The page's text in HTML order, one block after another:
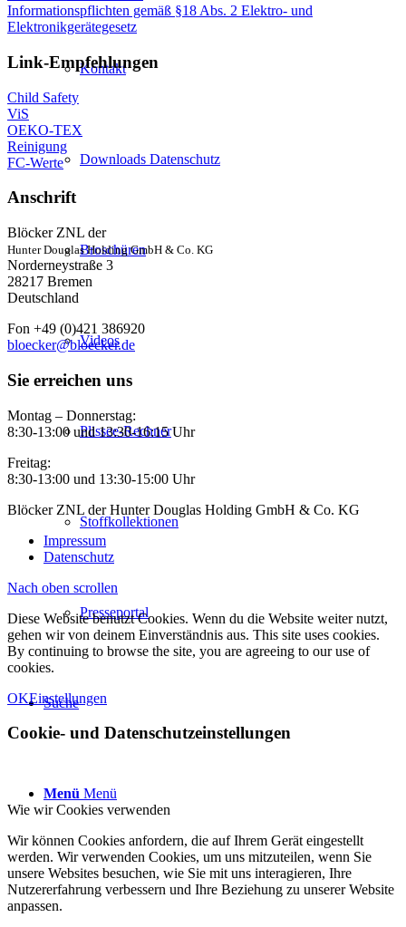
Kontakt
Downloads Datenschutz
Broschüren
Videos
Plissee-Rechner
Stoffkollektionen
Presseportal
Suche
Menü Menü
Informationspflichten gemäß §18 Abs. 2 Elektro- und
Elektronikgerätegesetz
Link-Empfehlungen
Child Safety
ViS
OEKO-TEX
Reinigung
FC-Werte
Anschrift
Blöcker ZNL der
Hunter Douglas Holding GmbH & Co. KG
Norderneystraße 3
28217 Bremen
Deutschland
Fon +49 (0)421 386920
bloecker@bloecker.de
Sie erreichen uns
Montag – Donnerstag:
8:30-13:00 und 13:30-16:15 Uhr
Freitag:
8:30-13:00 und 13:30-15:00 Uhr
Blöcker ZNL der Hunter Douglas Holding GmbH & Co. KG
Impressum
Datenschutz
Nach oben scrollen
Diese Website benutzt Cookies. Wenn du die Website weiter nutzt,
gehen wir von deinem Einverständnis aus. This site uses cookies.
By continuing to browse the site, you are agreeing to our use of
cookies.
OKEinstellungen
Cookie- und Datenschutzeinstellungen
Wie wir Cookies verwenden
Wir können Cookies anfordern, die auf Ihrem Gerät eingestellt
werden. Wir verwenden Cookies, um uns mitzuteilen, wenn Sie
unsere Websites besuchen, wie Sie mit uns interagieren, Ihre
Nutzererfahrung verbessern und Ihre Beziehung zu unserer Website
anpassen.